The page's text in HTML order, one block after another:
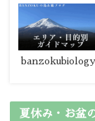
夏休み・お盆